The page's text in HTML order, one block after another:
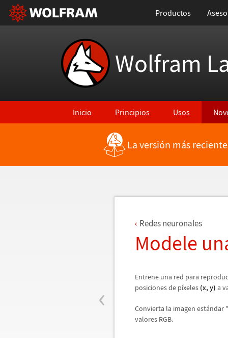
Productos
Wolfram
Inicio Principios Usos
Regresar a Características más recientes
La versión más
‹
Redes neuronales
Modele
Entrene una red para
posiciones de píxeles (x,y) a
Convierta la imagen estándar
valores RGB.